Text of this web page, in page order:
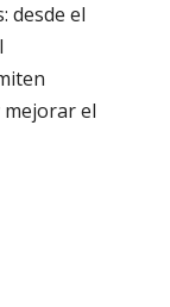
desde el
el